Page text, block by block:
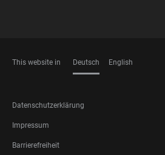
This website in Deutsch English
FOOTER
LEGAL
Datenschutzerklärung
Impressum
Barrierefreiheit